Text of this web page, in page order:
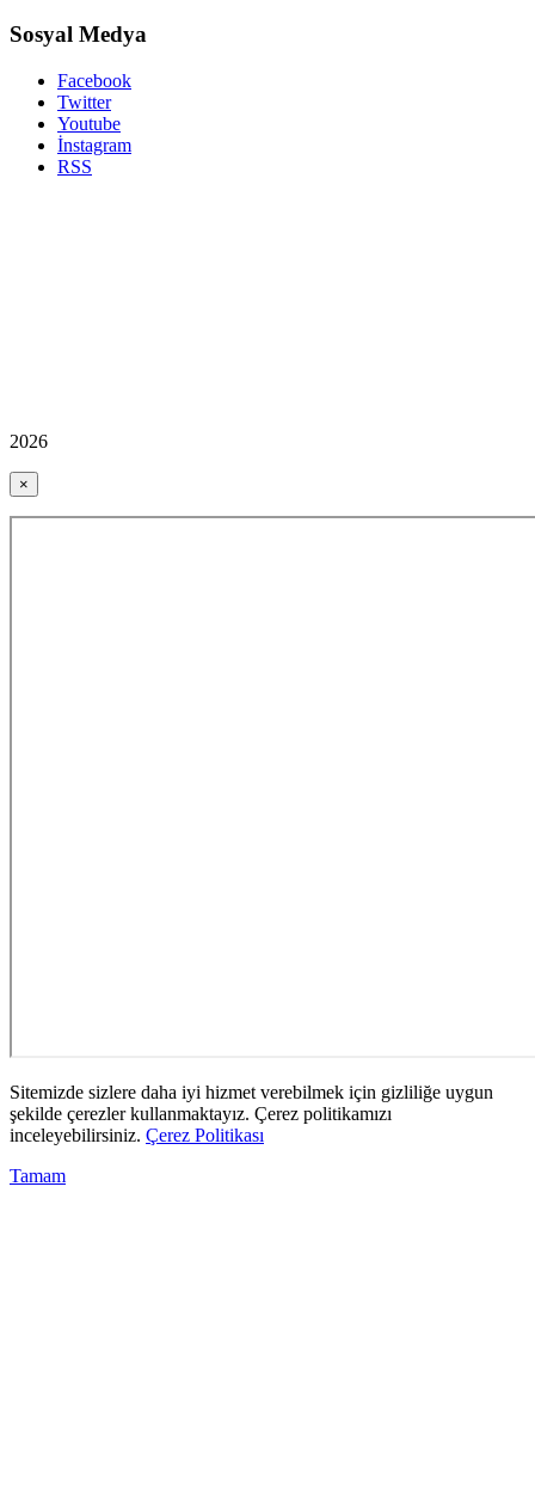
Sosyal Medya
Facebook
Twitter
Youtube
İnstagram
RSS
2026
×
Sitemizde sizlere daha iyi hizmet verebilmek için gizliliğe uygun
şekilde çerezler kullanmaktayız. Çerez politikamızı
inceleyebilirsiniz. Çerez Politikası
Tamam